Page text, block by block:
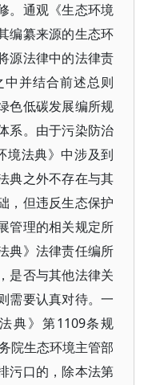
。通观《生态环境
编纂来源的生态环
源法律中的法律责
并结合前述总则
色低碳发展编所规
系。由于污染防治
境法典》中涉及到
典之外不存在与其
，但违反生态保护
管理的相关规定所
典》法律责任编所
是否与其他法律关
需要认真对待。一
典》第1109条规
院生态环境主管部
污口的，除本法第